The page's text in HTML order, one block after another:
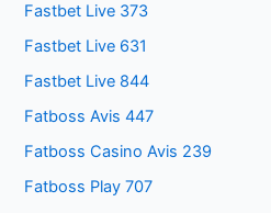
Fastbet Live 373
Fastbet Live 631
Fastbet Live 844
Fatboss Avis 447
Fatboss Casino Avis 239
Fatboss Play 707